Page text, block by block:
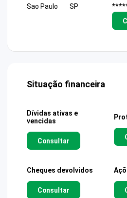
Sao Paulo
SP
Situação financeira
Dívidas ativas e
vencidas
Consultar
Cheques devolvidos
Consultar